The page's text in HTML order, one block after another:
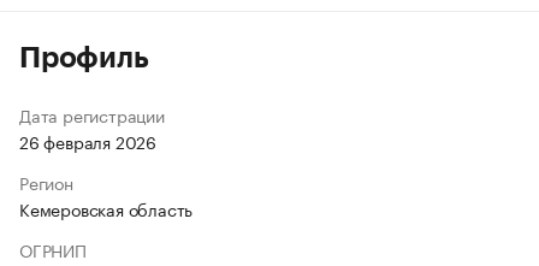
Профиль
Дата регистрации
26 февраля 2026
Регион
Кемеровская область
ОГРНИП